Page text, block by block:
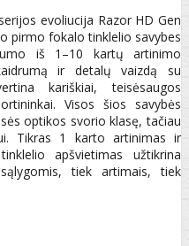
evoliucija Razor HD Gen
pirmo fokalo tinklelio savybes
iš 1–10 kartų artinimo
ir detalų vaizdą su
kariškiai, teisėsaugos
Visos šios savybės
optikos svorio klasę, tačiau
Tikras 1 karto artinimas ir
apšvietimas užtikrina
tiek artimais, tiek